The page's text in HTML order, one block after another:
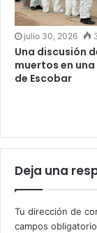
julio 30, 2026
Una discusión
muertos en
de Escobar
Deja una
Tu dirección de
campos